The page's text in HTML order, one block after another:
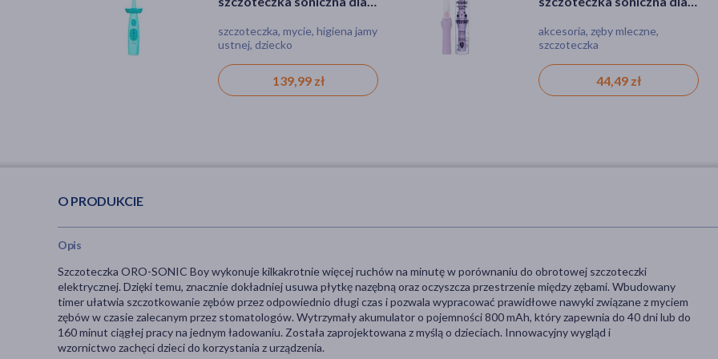
szczoteczka, mycie, higiena jamy
ustnej, dziecko
139,99 zł
szt.
akcesoria, zęby mleczne,
szczoteczka
44,49 zł
kapsułki, odbudowa flory
bakteryjnej, obniżona
127,99 zł
kapsułki, niedobór witamin
97,59 zł
O PRODUKCIE
Opis
Szczoteczka ORO-SONIC Boy wykonuje kilkakrotnie więcej ruchów na minutę w porównaniu do obrotowej szczoteczki
elektrycznej. Dzięki temu, znacznie dokładniej usuwa płytkę nazębną oraz oczyszcza przestrzenie między zębami. Wbudowany
timer ułatwia szczotkowanie zębów przez odpowiednio długi czas i pozwala wypracować prawidłowe nawyki związane z myciem
zębów w czasie zalecanym przez stomatologów. Wytrzymały akumulator o pojemności 800 mAh, który zapewnia do 40 dni lub do
160 minut ciągłej pracy na jednym ładowaniu. Została zaprojektowana z myślą o dzieciach. Innowacyjny wygląd i
wzornictwo zachęci dzieci do korzystania z urządzenia.